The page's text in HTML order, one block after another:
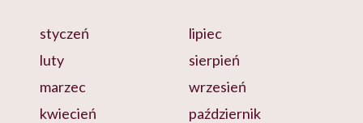
styczeń
luty
marzec
kwiecień
lipiec
sierpień
wrzesień
październik